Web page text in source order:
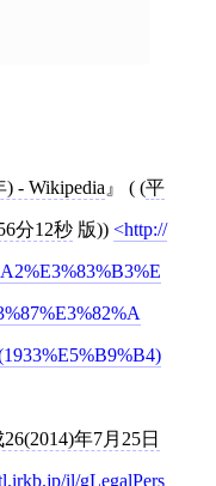
- Wikipedia ( (平
分12秒 版)) http://
年7月25日
il/gLegalPers